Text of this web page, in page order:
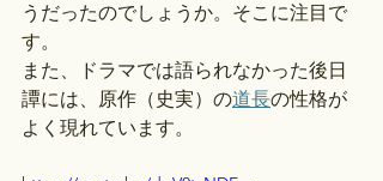
うだったのでしょうか。そこに注目で
す。
また、ドラマでは語られなかった後日
譚には、原作（史実）の道長の性格が
よく現れています。